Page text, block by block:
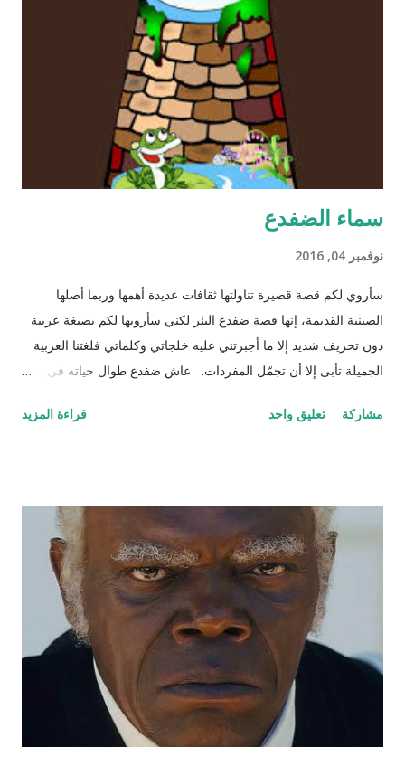
سماء الضفدع
نوفمبر 04, 2016
سأروي لكم قصة قصيرة تناولتها ثقافات عديدة أهمها وربما أصلها
الصينية القديمة، إنها قصة ضفدع البئر لكني سأرويها لكم بصبغة عربية
دون تحريف شديد إلا ما أجبرتني عليه خلجاتي وكلماتي فلغتنا العربية
الجميلة تأبى إلا أن تجمّل المفردات. عاش ضفدع طوال حياته في بئر
وجمال السحاب وهو يمر مشكلاً لوحات بيضاء سريعة وبطيئة مثل
الضفدع. قالت السلحفاة : "كيف أنت اليوم أيها الضفدع؟" رد عليها وقد
نفخ أوداجه واخضر خضاره وقال: "أنا كما ترين أسبح في هذا الماء
الراكد الساكن الهادئ أمتع ناظري في الموج الذي أفتعله على مزاجي
وقدر حجمي وعندي من البيوت بعدد الحفر المنتشرة في جوانب البئر،
أختبئ فيها من المطر وكلما ارتفع منسوب الماء اعتليت بيتا (حفرة)
أعلى. طعامي كما تعلمين حشرات تائهة جذبها الماء الداكن ورائحته
المعتقة، تعالي واستمتعي معي لأخبرك عن تجارب...
مشاركة تعليق واحد قراءة المزيد